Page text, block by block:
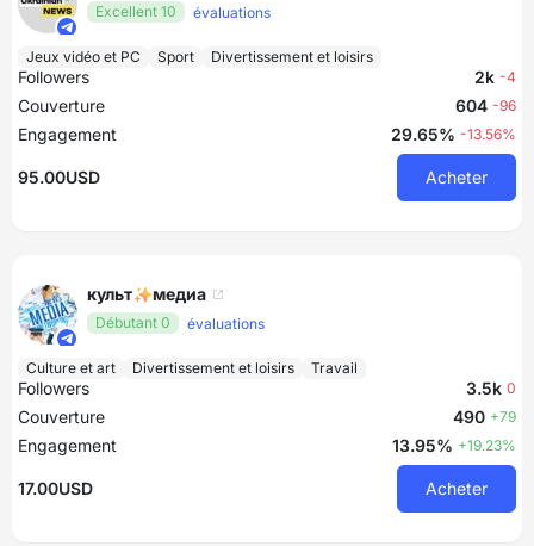
Excellent 10 évaluations
Jeux vidéo et PC Sport Divertissement et loisirs
Followers 2k -4
Couverture 604 -96
Engagement 29.65% -13.56%
95.00USD Acheter
культ✨медиа
Débutant 0 évaluations
Culture et art Divertissement et loisirs Travail
Followers 3.5k 0
Couverture 490 +79
Engagement 13.95% +19.23%
17.00USD Acheter